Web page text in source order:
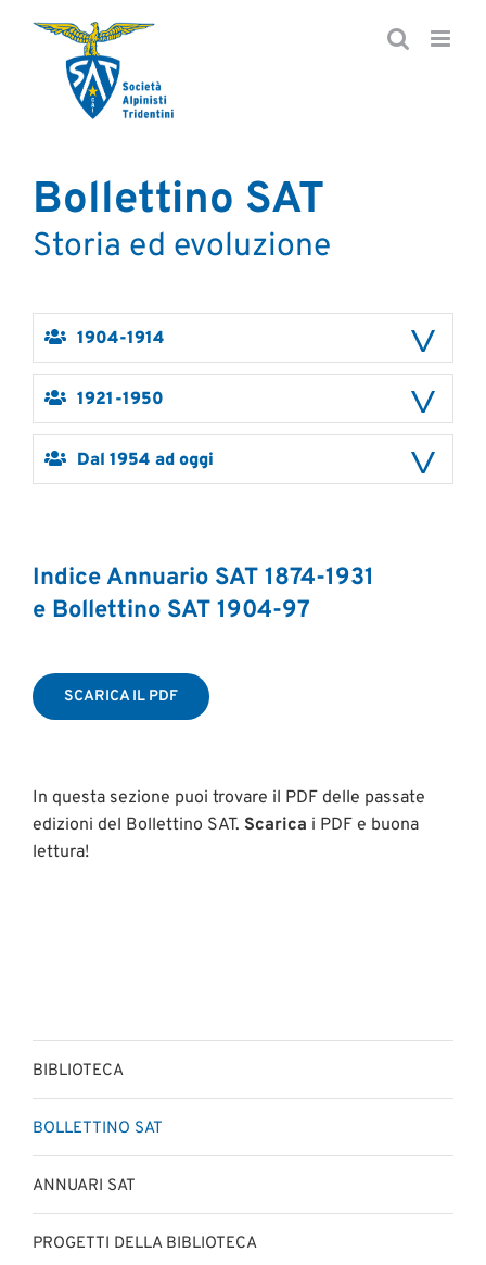
contenuto
Bollettino SAT
Storia ed evoluzione
1904-1914
1921-1950
Dal 1954 ad oggi
Indice Annuario SAT 1874-1931
e Bollettino SAT 1904-97
SCARICA IL PDF
In questa sezione puoi trovare il PDF delle passate
edizioni del Bollettino SAT. Scarica i PDF e buona
lettura!
BIBLIOTECA
BOLLETTINO SAT
ANNUARI SAT
PROGETTI DELLA BIBLIOTECA